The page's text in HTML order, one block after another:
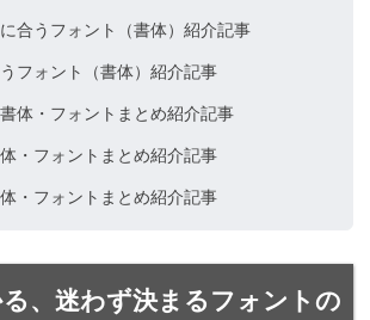
合うフォント（書体）紹介記事
フォント（書体）紹介記事
体・フォントまとめ紹介記事
・フォントまとめ紹介記事
・フォントまとめ紹介記事
、迷わず決まるフォントの